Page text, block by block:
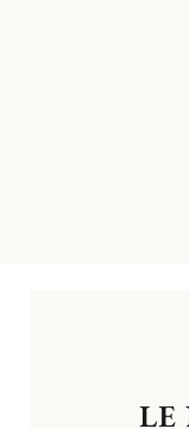
LE